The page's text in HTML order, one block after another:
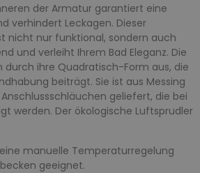
der Armatur garantiert eine
verhindert Leckagen. Dieser
nicht nur funktional, sondern auch
und verleiht Ihrem Bad Eleganz. Die
ihre Quadratisch-Form aus, die
beiträgt. Sie ist aus Messing
geliefert, die bei
werden. Der ökologische Luftsprudler
manuelle Temperaturregelung
geeignet.